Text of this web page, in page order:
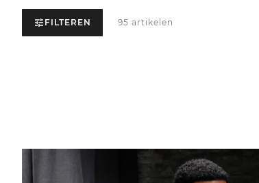
FILTEREN 95 artikelen